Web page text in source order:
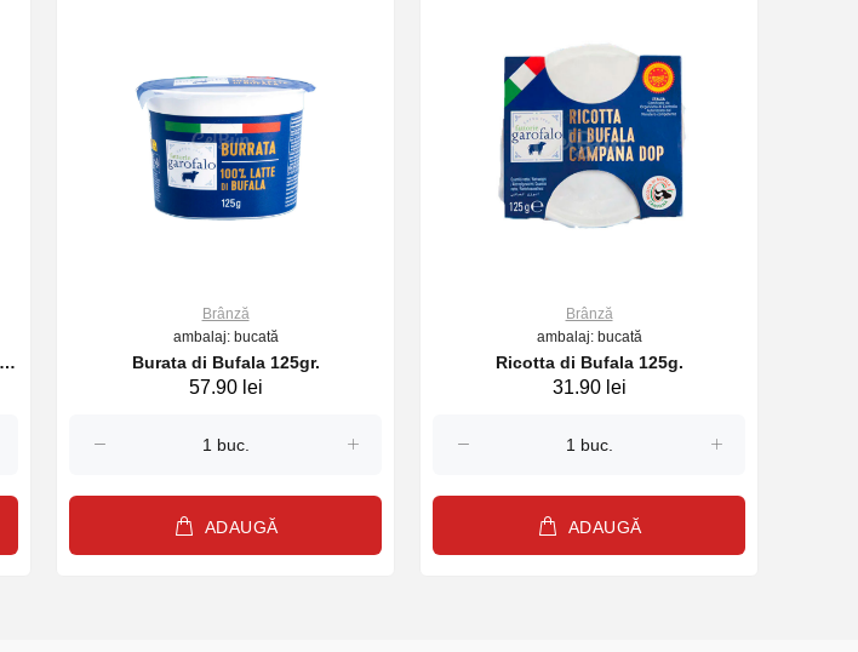
Brânză
ambalaj: bucată
Burata di Bufala 125gr.
57.90 lei
ADAUGĂ
Brânză
ambalaj: bucată
Ricotta di Bufala 125g.
31.90 lei
ADAUGĂ